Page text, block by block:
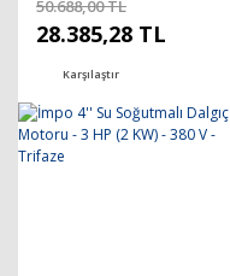
50.688,00 TL
28.385,28 TL
Karşılaştır